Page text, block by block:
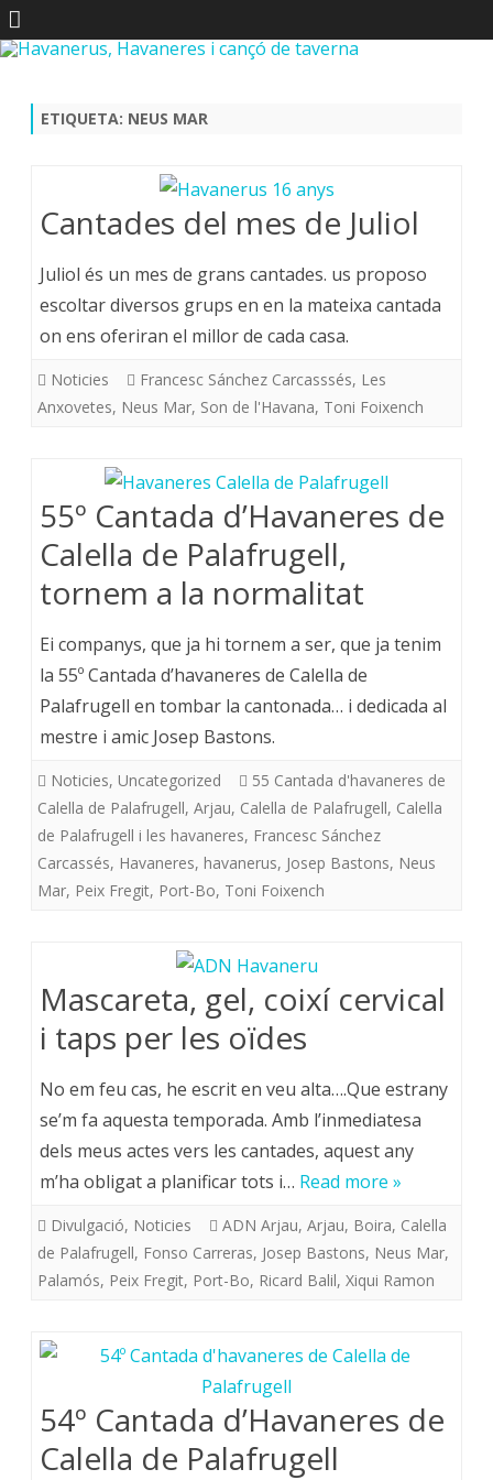
Skip
ETIQUETA: NEUS MAR
Cantades del mes de Juliol
Juliol és un mes de grans cantades. us proposo
escoltar diversos grups en en la mateixa cantada
on ens oferiran el millor de cada casa.
Noticies Francesc Sánchez Carcasssés, Les
Anxovetes, Neus Mar, Son de l'Havana, Toni Foixench
55º Cantada d’Havaneres de
Calella de Palafrugell,
tornem a la normalitat
Ei companys, que ja hi tornem a ser, que ja tenim
la 55º Cantada d’havaneres de Calella de
Palafrugell en tombar la cantonada… i dedicada al
mestre i amic Josep Bastons.
Noticies, Uncategorized
55 Cantada d'havaneres de
Calella de Palafrugell, Arjau, Calella de Palafrugell, Calella
de Palafrugell i les havaneres, Francesc Sánchez
Carcassés, Havaneres, havanerus, Josep Bastons, Neus
Mar, Peix Fregit, Port-Bo, Toni Foixench
Mascareta, gel, coixí cervical
i taps per les oïdes
No em feu cas, he escrit en veu alta….Que estrany
se’m fa aquesta temporada. Amb l’inmediatesa
dels meus actes vers les cantades, aquest any
m’ha obligat a planificar tots i… Read more »
Divulgació, Noticies ADN Arjau, Arjau, Boira, Calella
de Palafrugell, Fonso Carreras, Josep Bastons, Neus Mar,
Palamós, Peix Fregit, Port-Bo, Ricard Balil, Xiqui Ramon
54º Cantada d’Havaneres de
Calella de Palafrugell